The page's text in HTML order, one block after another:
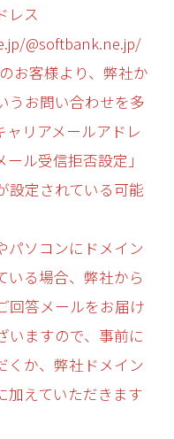
レス
@softbank.ne.jp/
お客様より、弊社か
うお問い合わせを多
ャリアメールアドレ
ル受信拒否設定」
設定されている可能
ソコンにドメイン
いる場合、弊社から
回答メールをお届け
いますので、事前に
くか、弊社ドメイン
加えていただきます